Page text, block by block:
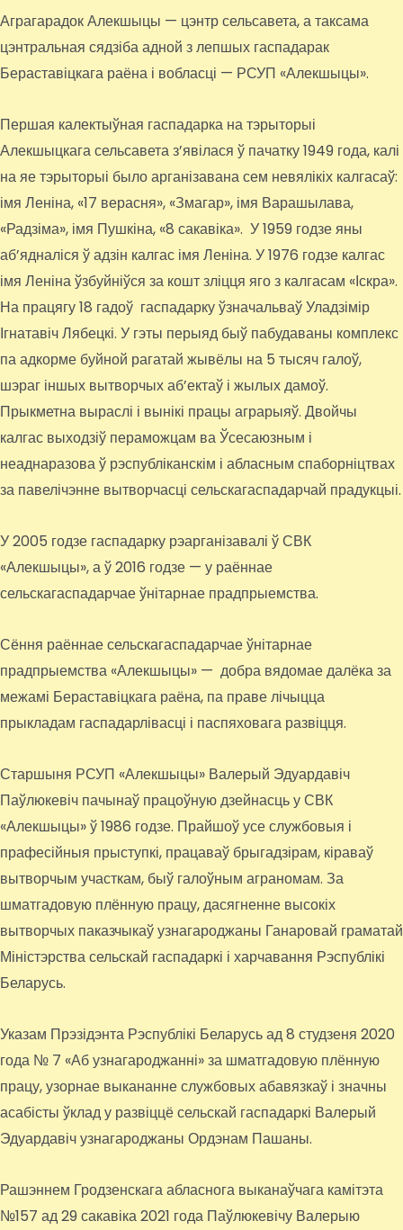
Аграгарадок Алекшыцы — цэнтр сельсавета, а таксама
цэнтральная сядзіба адной з лепшых гаспадарак
Бераставіцкага раёна і вобласці — РСУП «Алекшыцы».
Першая калектыўная гаспадарка на тэрыторыі
Алекшыцкага сельсавета з’явілася ў пачатку 1949 года, калі
на яе тэрыторыі было арганізавана сем невялікіх калгасаў:
імя Леніна, «17 верасня», «Змагар», імя Варашылава,
«Радзіма», імя Пушкіна, «8 сакавіка». У 1959 годзе яны
аб’ядналіся ў адзін калгас імя Леніна. У 1976 годзе калгас
імя Леніна ўзбуйніўся за кошт зліцця яго з калгасам «Іскра».
На працягу 18 гадоў гаспадарку ўзначальваў Уладзімір
Ігнатавіч Лябецкі. У гэты перыяд быў пабудаваны комплекс
па адкорме буйной рагатай жывёлы на 5 тысяч галоў,
шэраг іншых вытворчых аб’ектаў і жылых дамоў.
Прыкметна выраслі і вынікі працы аграрыяў. Двойчы
калгас выходзіў пераможцам ва Ўсесаюзным і
неаднаразова ў рэспубліканскім і абласным спаборніцтвах
за павелічэнне вытворчасці сельскагаспадарчай прадукцыі.
У 2005 годзе гаспадарку рэарганізавалі ў СВК
«Алекшыцы», а ў 2016 годзе — у раённае
сельскагаспадарчае ўнітарнае прадпрыемства.
Сёння раённае сельскагаспадарчае ўнітарнае
прадпрыемства «Алекшыцы» — добра вядомае далёка за
межамі Бераставіцкага раёна, па праве лічыцца
прыкладам гаспадарлівасці і паспяховага развіцця.
Старшыня РСУП «Алекшыцы» Валерый Эдуардавіч
Паўлюкевіч пачынаў працоўную дзейнасць у СВК
«Алекшыцы» ў 1986 годзе. Прайшоў усе службовыя і
прафесійныя прыступкі, працаваў брыгадзірам, кіраваў
вытворчым участкам, быў галоўным аграномам. За
шматгадовую плённую працу, дасягненне высокіх
вытворчых паказчыкаў узнагароджаны Ганаровай граматай
Міністэрства сельскай гаспадаркі і харчавання Рэспублікі
Беларусь.
Указам Прэзідэнта Рэспублікі Беларусь ад 8 студзеня 2020
года № 7 «Аб узнагароджанні» за шматгадовую плённую
працу, узорнае выкананне службовых абавязкаў і значны
асабісты ўклад у развіццё сельскай гаспадаркі Валерый
Эдуардавіч узнагароджаны Ордэнам Пашаны.
Рашэннем Гродзенскага абласнога выканаўчага камітэта
№157 ад 29 сакавіка 2021 года Паўлюкевічу Валерыю